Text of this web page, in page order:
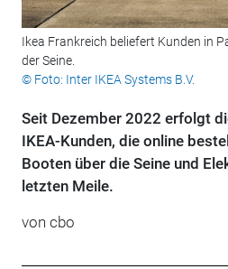
Ikea Frankreich beliefert Kunden in
der Seine.
© Foto: Inter IKEA Systems B.V.
Seit Dezember 2022 erfolgt
IKEA-Kunden, die online
Booten über die Seine und
letzten Meile.
von cbo